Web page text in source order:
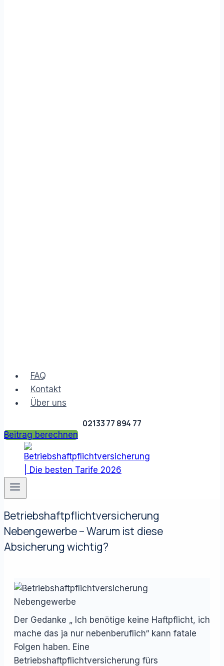
FAQ
Kontakt
Über uns
02133 77 894 77
Beitrag berechnen
Betriebshaftpflichtversicherung
Nebengewerbe – Warum ist diese
Absicherung wichtig?
Der Gedanke „ Ich benötige keine Haftpflicht, ich
mache das ja nur nebenberuflich“ kann fatale
Folgen haben. Eine
Betriebshaftpflichtversicherung fürs